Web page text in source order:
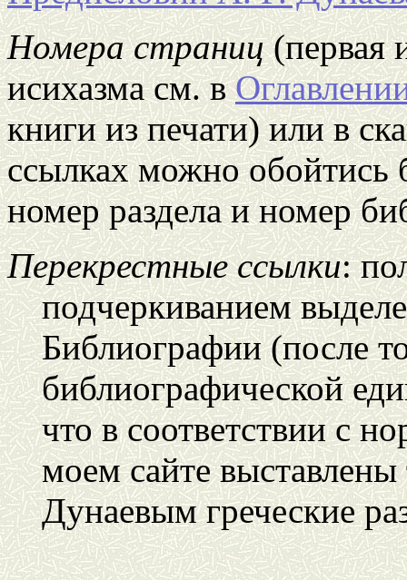
Номера страниц(первая
исихазма см. в
книги из печати) или в
ссылках можно обойтись
номер раздела и номер
Перекрестные ссылки:
подчеркиванием
Библиографии (после
библиографической
что в соответствии с
моем сайте
Дунаевым греческие